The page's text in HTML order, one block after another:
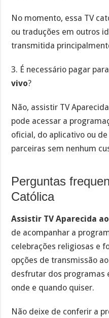
No momento, essa TV
ou traduções em outros
transmitida
3. É necessário pagar para
vivo?
Não, assistir TV
pode acessar a
oficial, do aplicativo ou
parceiras sem nenhum
Perguntas
Católica
Assistir TV Aparecida
de acompanhar a
celebrações religiosas e
opções de transmissão
desfrutar dos programas
onde e quando quiser.
Não deixe de conferir a